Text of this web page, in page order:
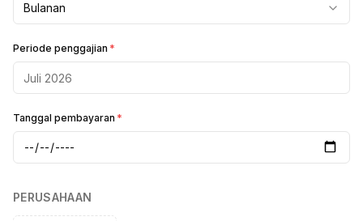
Bulanan
Periode penggajian *
Tanggal pembayaran *
PERUSAHAAN